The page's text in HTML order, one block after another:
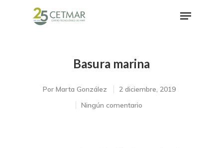
Hit enter to search or ESC to close
Basura marina
Por Marta González
2 diciembre, 2019
Ningún comentario